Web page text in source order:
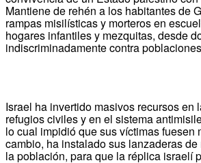
Mantiene de rehén a los habitantes de
rampas misilísticas y morteros en
hogares infantiles y mezquitas, desde
indiscriminadamente contra
Israel ha invertido masivos recursos en
refugios civiles y en el sistema
lo cual impidió que sus víctimas fuesen
cambio, ha instalado sus lanzaderas
la población, para que la réplica israelí